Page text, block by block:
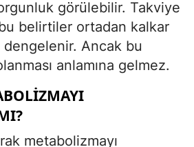
görülebilir. Takviye
belirtiler ortadan kalkar
Ancak bu
anlamına gelmez.
metabolizmayı